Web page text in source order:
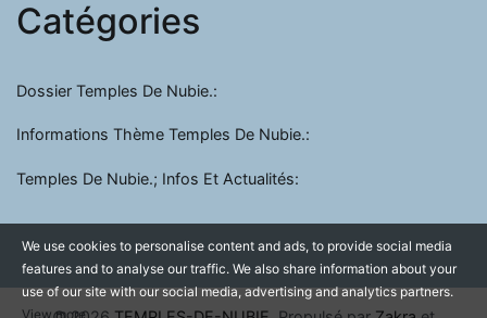
Catégories
Dossier Temples De Nubie.:
Informations Thème Temples De Nubie.:
Temples De Nubie.; Infos Et Actualités:
We use cookies to personalise content and ads, to provide social media
features and to analyse our traffic. We also share information about your
use of our site with our social media, advertising and analytics partners.
View more